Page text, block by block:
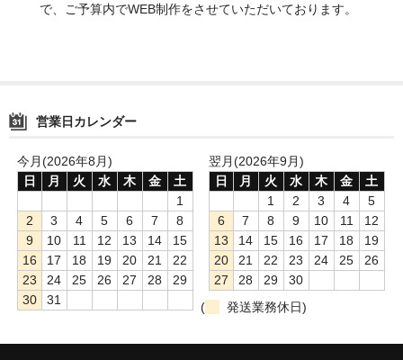
で、ご予算内でWEB制作をさせていただいております。
営業日カレンダー
今月(2026年8月)
日
月 火 水 木 金
土
1
2
3 4 5 6 7
8
9
10 11 12 13 14
15
16
17 18 19 20 21
22
23
24 25 26 27 28
29
30
31
翌月(2026年9月)
日
月 火 水 木 金
土
1
2 3 4
5
6
7 8 9 10 11
12
13
14 15 16 17 18
19
20
21 22 23 24 25
26
27
28 29
30
(
発送業務休日)